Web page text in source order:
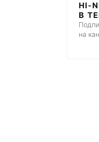
HI-
В
на